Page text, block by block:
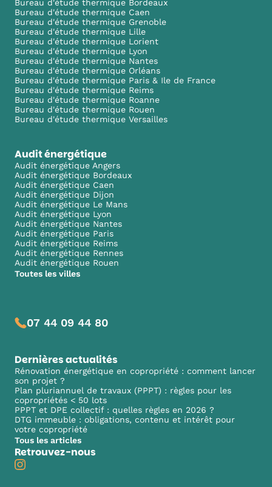
Bureau d'étude thermique Bordeaux
Bureau d'étude thermique Caen
Bureau d'étude thermique Grenoble
Bureau d'étude thermique Lille
Bureau d'étude thermique Lorient
Bureau d'étude thermique Lyon
Bureau d'étude thermique Nantes
Bureau d'étude thermique Orléans
Bureau d'étude thermique Paris & Ile de France
Bureau d'étude thermique Reims
Bureau d'étude thermique Roanne
Bureau d'étude thermique Rouen
Bureau d'étude thermique Versailles
Audit énergétique
Audit énergétique Angers
Audit énergétique Bordeaux
Audit énergétique Caen
Audit énergétique Dijon
Audit énergétique Le Mans
Audit énergétique Lyon
Audit énergétique Nantes
Audit énergétique Paris
Audit énergétique Reims
Audit énergétique Rennes
Audit énergétique Rouen
Toutes les villes
07 44 09 44 80
Dernières actualités
Rénovation énergétique en copropriété : comment lancer
son projet ?
Plan pluriannuel de travaux (PPPT) : règles pour les
copropriétés < 50 lots
PPPT et DPE collectif : quelles règles en 2026 ?
DTG immeuble : obligations, contenu et intérêt pour
votre copropriété
Tous les articles
Retrouvez-nous